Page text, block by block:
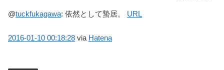
@tuckfukagawa: 依然として蟄居。 URL
2016-01-10 00:18:28 via Hatena